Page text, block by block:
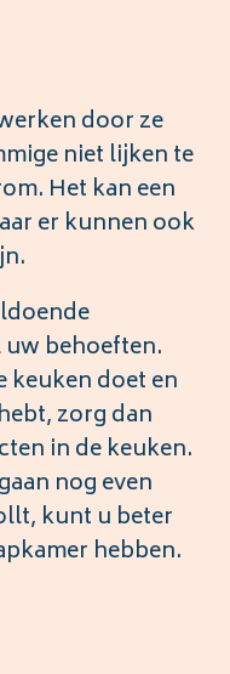
door ze
niet lijken te
Het kan een
er kunnen ook
behoeften.
keuken doet en
zorg dan
in de keuken.
nog even
kunt u beter
hebben.